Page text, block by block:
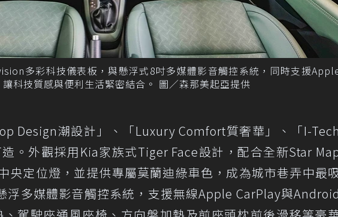
多彩科技儀表板，與懸浮式8吋多媒體影音觸控系統，同時支援
科技質感與便利生活緊密結合。 圖／森那美起亞提供
Design潮設計」、「Luxury Comfort質奢華」、「I-Tech
。外觀採用Kia家族式Tiger Face設計，配合全新Star
央定位燈，並提供專屬莫蘭迪綠車色，成為城市巷弄中最
浮多媒體影音觸控系統，支援無線Apple CarPlay與Android